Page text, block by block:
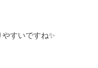
すいですね✨